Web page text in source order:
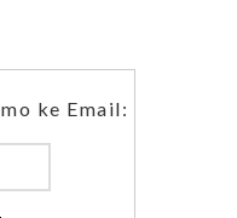
ke Email: